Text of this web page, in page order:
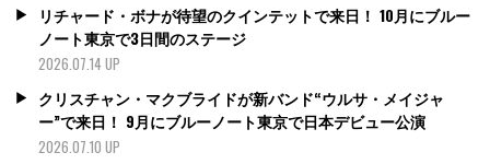
リチャード・ボナが待望のクインテットで来日！ 10月にブルー
ノート東京で3日間のステージ
2026.07.14 UP
クリスチャン・マクブライドが新バンド“ウルサ・メイジャ
ー”で来日！ 9月にブルーノート東京で日本デビュー公演
2026.07.10 UP